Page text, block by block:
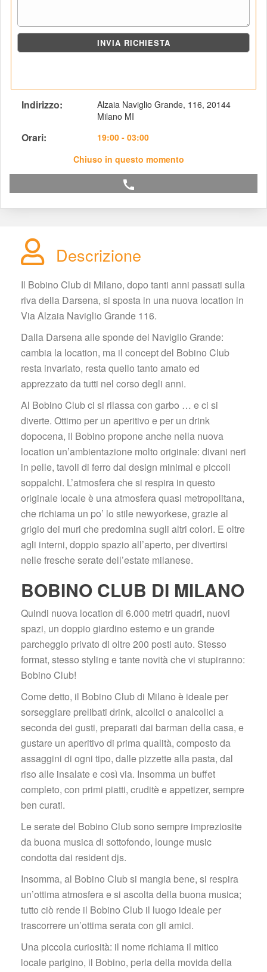
Indirizzo:
Alzaia Naviglio Grande, 116, 20144
Milano MI
Orari:
19:00 - 03:00
Chiuso in questo momento
call
Descrizione
Il Bobino Club di Milano, dopo tanti anni passati sulla
riva della Darsena, si sposta in una nuova location in
Via Alzaia Naviglio Grande 116.
Dalla Darsena alle sponde del Naviglio Grande:
cambia la location, ma il concept del Bobino Club
resta invariato, resta quello tanto amato ed
apprezzato da tutti nel corso degli anni.
Al Bobino Club ci si rilassa con garbo … e ci si
diverte. Ottimo per un aperitivo e per un drink
dopocena, il Bobino propone anche nella nuova
location un’ambientazione molto originale: divani neri
in pelle, tavoli di ferro dal design minimal e piccoli
oppalchi. L’atmosfera che si respira in questo
originale locale è una atmosfera quasi metropolitana,
che richiama un po’ lo stile newyorkese, grazie al
grigio dei muri che predomina sugli altri colori. E oltre
agli interni, doppio spazio all’aperto, per divertirsi
nelle fresche serate dell’estate milanese.
BOBINO CLUB DI MILANO
Quindi nuova location di 6.000 metri quadri, nuovi
pazi, un doppio giardino esterno e un grande
parcheggio privato di oltre 200 posti auto. Stesso
format, stesso styling e tante novità che vi stupiranno:
Bobino Club!
Come detto, il Bobino Club di Milano è ideale per
orseggiare prelibati drink, alcolici o analcolici a
econda dei gusti, preparati dai barman della casa, e
gustare un aperitivo di prima qualità, composto da
assaggini di ogni tipo, dalle pizzette alla pasta, dal
riso alle insalate e così via. Insomma un buffet
completo, con primi piatti, cruditè e appetizer, sempre
ben curati.
Le serate del Bobino Club sono sempre impreziosite
da buona musica di sottofondo, lounge music
condotta dai resident djs.
Insomma, al Bobino Club si mangia bene, si respira
un’ottima atmosfera e si ascolta della buona musica;
tutto ciò rende il Bobino Club il luogo ideale per
trascorrere un’ottima serata con gli amici.
Una piccola curiosità: il nome richiama il mitico
locale parigino, il Bobino, perla della movida della